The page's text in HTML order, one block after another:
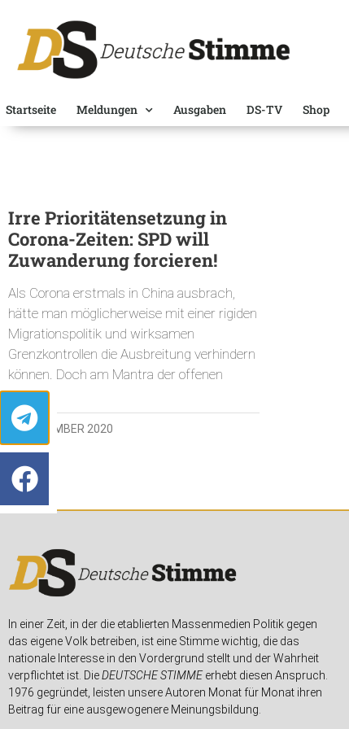
Startseite Meldungen Ausgaben DS-TV Shop
Irre Prioritätensetzung in
Corona-Zeiten: SPD will
Zuwanderung forcieren!
Als Corona erstmals in China ausbrach,
hätte man möglicherweise mit einer rigiden
Migrationspolitik und wirksamen
Grenzkontrollen die Ausbreitung verhindern
können. Doch am Mantra der offenen
18. DEZEMBER 2020
In einer Zeit, in der die etablierten Massenmedien Politik gegen
das eigene Volk betreiben, ist eine Stimme wichtig, die das
nationale Interesse in den Vordergrund stellt und der Wahrheit
verpflichtet ist. DieDEUTSCHE STIMMEerhebt diesen Anspruch.
1976 gegründet, leisten unsere Autoren Monat für Monat ihren
Beitrag für eine ausgewogenere Meinungsbildung.